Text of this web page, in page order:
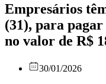
Empresários
(31), para
no valor de R$
30/01/2026